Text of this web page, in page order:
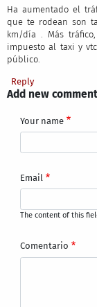
Ha aumentado el
que te rodean son
km/día . Más
impuesto al taxi y
público.
Reply
Add new comment
Your name
Email
The content of this
Comentario